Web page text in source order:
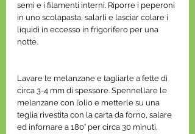
semi e i filamenti interni. Riporre i peperoni
in uno scolapasta, salarli e lasciar colare i
liquidi in eccesso in frigorifero per una
notte.
Lavare le melanzane e tagliarle a fette di
circa 3-4 mm di spessore. Spennellare le
melanzane con l’olio e metterle su una
teglia rivestita con la carta da forno, salare
ed infornare a 180° per circa 30 minuti,